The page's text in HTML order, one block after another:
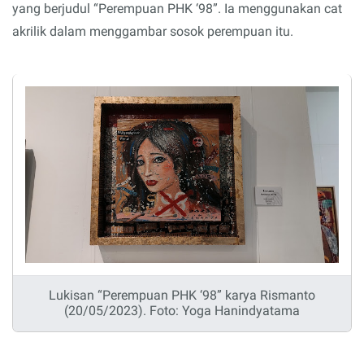
yang berjudul “Perempuan PHK ‘98”. Ia menggunakan cat
akrilik dalam menggambar sosok perempuan itu.
Lukisan “Perempuan PHK ‘98” karya Rismanto
(20/05/2023). Foto: Yoga Hanindyatama